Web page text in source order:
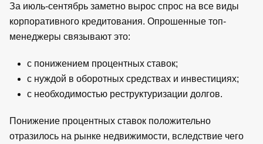
За июль-сентябрь заметно вырос спрос на все виды
корпоративного кредитования. Опрошенные топ-
менеджеры связывают это:
с понижением процентных ставок;
с нуждой в оборотных средствах и инвестициях;
с необходимостью реструктуризации долгов.
Понижение процентных ставок положительно
отразилось на рынке недвижимости, вследствие чего